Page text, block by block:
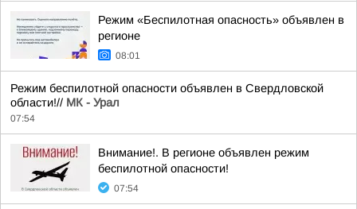
Режим «Беспилотная опасность» объявлен в
регионе
08:01
Режим беспилотной опасности объявлен в Свердловской
области!// МК - Урал
07:54
Внимание!. В регионе объявлен режим
беспилотной опасности!
07:54